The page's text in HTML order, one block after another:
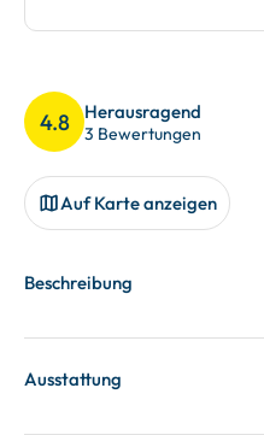
4.8 Herausragend
3 Bewertungen
Auf Karte anzeigen
Beschreibung
Ausstattung